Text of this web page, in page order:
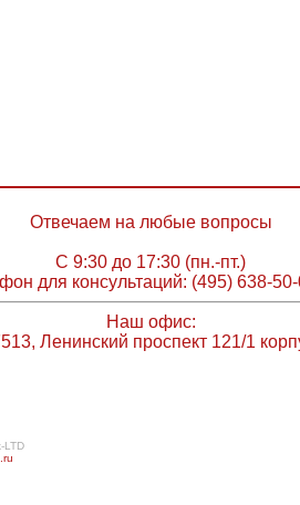
Отвечаем на любые вопросы
С 9:30 до 17:30 (пн.-пт.)
для консультаций: (495) 638-
Наш офис:
Ленинский проспект 121/1
LTD